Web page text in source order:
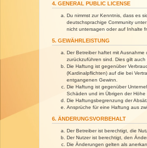
4. GENERAL PUBLIC LICENSE
Du nimmst zur Kenntnis, dass es
deutschsprachige Community
nicht untersagen oder auf Inhalte
5. GEWÄHRLEISTUNG
Der Betreiber haftet mit
zurückzuführen sind. Dies gilt
Die Haftung ist gegenüber
(Kardinalpflichten) auf die bei
entgangenen Gewinn.
Die Haftung ist gegenüber
Schäden und im Übrigen der
Die Haftungsbegrenzung der
Ansprüche für eine Haftung aus
6. ÄNDERUNGSVORBEHALT
Der Betreiber ist berechtigt, die
Der Nutzer ist berechtigt, den
Die Änderungen gelten als